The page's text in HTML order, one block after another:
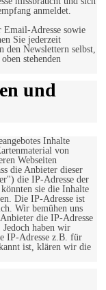
anmeldet.
Adresse sowie
Sie jederzeit
Newslettern selbst,
stehenden
und
Inhalte
von
Webseiten
die Anbieter dieser
die IP-Adresse der
sie die Inhalte
Die IP-Adresse ist
Wir bemühen uns
die IP-Adresse
haben wir
IP-Adresse z.B. für
ist, klären wir die